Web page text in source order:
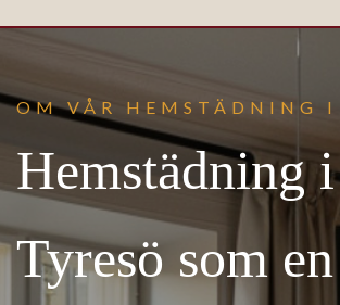
OM VÅR HEMSTÄDNING I
Hemstädning i
Tyresö som